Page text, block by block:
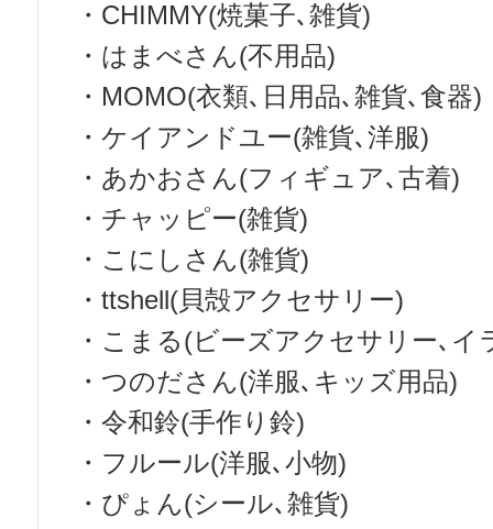
・CHIMMY(焼菓子､雑貨)
・はまべさん(不用品)
・MOMO(衣類､日用品､雑貨､食器)
・ケイアンドユー(雑貨､洋服)
・あかおさん(フィギュア､古着)
・チャッピー(雑貨)
・こにしさん(雑貨)
・ttshell(貝殻アクセサリー)
・こまる(ビーズアクセサリー､イ
・つのださん(洋服､キッズ用品)
・令和鈴(手作り鈴)
・フルール(洋服､小物)
・ぴょん(シール､雑貨)